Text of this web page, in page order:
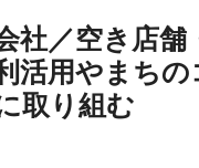
社／空き店舗
活用やまちの
取り組む